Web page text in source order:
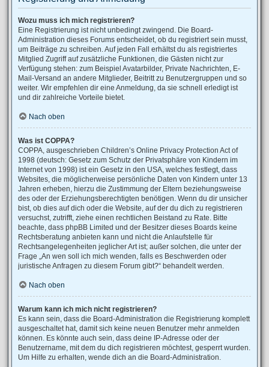
Wozu muss ich mich registrieren?
Eine Registrierung ist nicht unbedingt zwingend. Die Board-
Administration dieses Forums entscheidet, ob du registriert sein musst,
um Beiträge zu schreiben. Auf jeden Fall erhältst du als registriertes
Mitglied Zugriff auf zusätzliche Funktionen, die Gästen nicht zur
Verfügung stehen: zum Beispiel Avatarbilder, Private Nachrichten, E-
Mail-Versand an andere Mitglieder, Beitritt zu Benutzergruppen und so
weiter. Wir empfehlen dir eine Anmeldung, da sie schnell erledigt ist
und dir zahlreiche Vorteile bietet.
Nach oben
Was ist COPPA?
COPPA, ausgeschrieben Children’s Online Privacy Protection Act of
1998 (deutsch: Gesetz zum Schutz der Privatsphäre von Kindern im
Internet von 1998) ist ein Gesetz in den USA, welches festlegt, dass
Websites, die möglicherweise persönliche Daten von Kindern unter 13
Jahren erheben, hierzu die Zustimmung der Eltern beziehungsweise
des oder der Erziehungsberechtigten benötigen. Wenn du dir unsicher
bist, ob dies auf dich oder die Website, auf der du dich zu registrieren
versuchst, zutrifft, ziehe einen rechtlichen Beistand zu Rate. Bitte
beachte, dass phpBB Limited und der Besitzer dieses Boards keine
Rechtsberatung anbieten kann und nicht die Anlaufstelle für
Rechtsangelegenheiten jeglicher Art ist; außer solchen, die unter der
Frage „An wen soll ich mich wenden, falls es Beschwerden oder
juristische Anfragen zu diesem Forum gibt?“ behandelt werden.
Nach oben
Warum kann ich mich nicht registrieren?
Es kann sein, dass die Board-Administration die Registrierung komplett
ausgeschaltet hat, damit sich keine neuen Benutzer mehr anmelden
können. Es könnte auch sein, dass deine IP-Adresse oder der
Benutzername, mit dem du dich registrieren möchtest, gesperrt wurden.
Um Hilfe zu erhalten, wende dich an die Board-Administration.